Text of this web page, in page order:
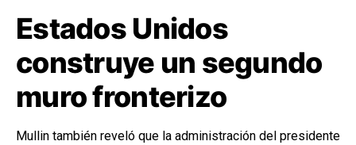
Estados Unidos
construye un segundo
muro fronterizo
Mullin también reveló que la administración del presidente